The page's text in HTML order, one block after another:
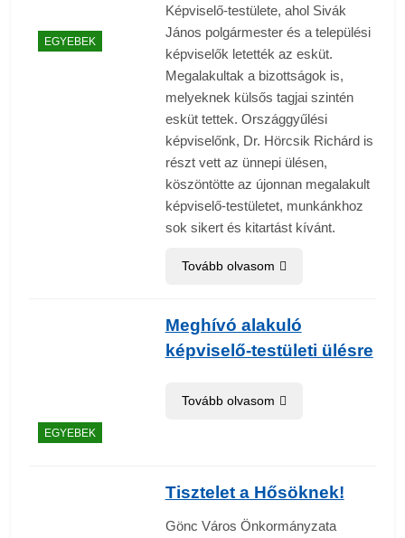
EGYEBEK
Képviselő-testülete, ahol Sivák
János polgármester és a települési
képviselők letették az esküt.
Megalakultak a bizottságok is,
melyeknek külsős tagjai szintén
esküt tettek. Országgyűlési
képviselőnk, Dr. Hörcsik Richárd is
részt vett az ünnepi ülésen,
köszöntötte az újonnan megalakult
képviselő-testületet, munkánkhoz
sok sikert és kitartást kívánt.
Tovább olvasom
EGYEBEK
Meghívó alakuló
képviselő-testületi ülésre
Tovább olvasom
Tisztelet a Hősöknek!
Gönc Város Önkormányzata